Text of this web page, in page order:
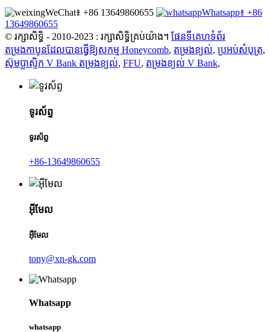
WeChat៖ +86 13649860655
Whatsapp៖ +86
13649860655
© រក្សាសិទ្ធិ - 2010-2023 : រក្សាសិទ្ធិគ្រប់យ៉ាង។ ផែនទីគេហទំព័រ
តម្រងកាបូនដែលបានធ្វើឱ្យសកម្ម Honeycomb, តម្រងខ្យល់, ប្រអប់សំបុត្រ,
ស៊ុមប្លាស្ទិក V Bank តម្រងខ្យល់, FFU, តម្រងខ្យល់ V Bank,
ទូរស័ព្ទ
ទូរស័ព្ទ
+86-13649860655
អ៊ីមែល
អ៊ីមែល
tony@xn-gk.com
Whatsapp
whatsapp